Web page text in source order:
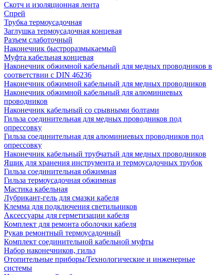
Скотч и изоляционная лента
Спрей
Трубка термоусадочная
Заглушка термоусадочная концевая
Разъем слаботочный
Наконечник быстроразмыкаемый
Муфта кабельная концевая
Наконечник обжимной кабельный для медных проводников в
соответствии с DIN 46236
Наконечник обжимной кабельный для медных проводников
Наконечник обжимной кабельный для алюминиевых
проводников
Наконечник кабельный со срывными болтами
Гильза соединительная для медных проводников под
опрессовку
Гильза соединительная для алюминиевых проводников под
опрессовку
Наконечник кабельный трубчатый для медных проводников
Ящик для хранения инструмента и термоусадочных трубок
Гильза соединительная обжимная
Гильза термоусадочная обжимная
Мастика кабельная
Лубрикант-гель для смазки кабеля
Клемма для подключения светильников
Аксессуары для герметизации кабеля
Комплект для ремонта оболочки кабеля
Рукав ремонтный термоусадочный
Комплект соединительной кабельной муфты
Набор наконечников, гильз
Отопительные приборы/Технологические и инженерные
системы